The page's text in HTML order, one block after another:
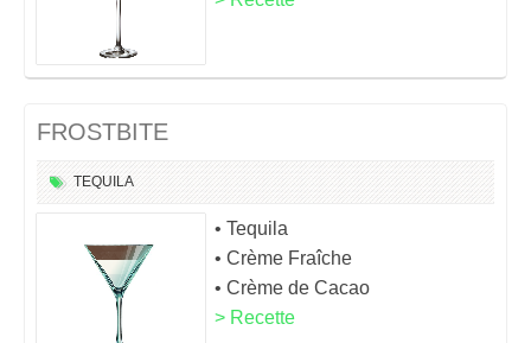
FROSTBITE
TEQUILA
• Tequila
• Crème Fraîche
• Crème de Cacao
> Recette